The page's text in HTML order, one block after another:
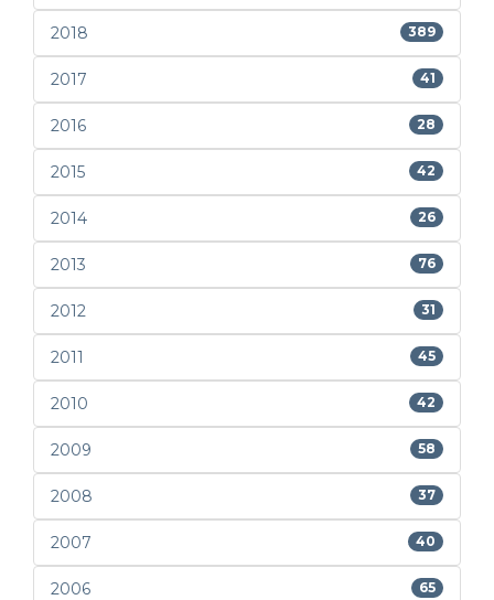
2018 389
2017 41
2016 28
2015 42
2014 26
2013 76
2012 31
2011 45
2010 42
2009 58
2008 37
2007 40
2006 65